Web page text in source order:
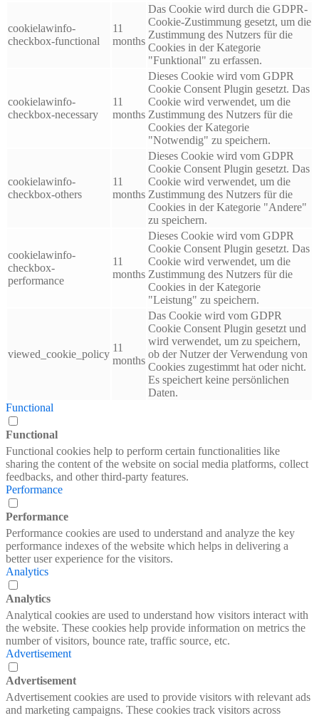
cookielawinfo-
checkbox-functional
11
months
Das Cookie wird durch die GDPR-
Cookie-Zustimmung gesetzt, um die
Zustimmung des Nutzers für die
Cookies in der Kategorie
"Funktional" zu erfassen.
cookielawinfo-
checkbox-necessary
11
months
Dieses Cookie wird vom GDPR
Cookie Consent Plugin gesetzt. Das
Cookie wird verwendet, um die
Zustimmung des Nutzers für die
Cookies der Kategorie
"Notwendig" zu speichern.
cookielawinfo-
checkbox-others
11
months
Dieses Cookie wird vom GDPR
Cookie Consent Plugin gesetzt. Das
Cookie wird verwendet, um die
Zustimmung des Nutzers für die
Cookies in der Kategorie "Andere"
zu speichern.
cookielawinfo-
checkbox-
performance
11
months
Dieses Cookie wird vom GDPR
Cookie Consent Plugin gesetzt. Das
Cookie wird verwendet, um die
Zustimmung des Nutzers für die
Cookies in der Kategorie
"Leistung" zu speichern.
viewed_cookie_policy
11
months
Das Cookie wird vom GDPR
Cookie Consent Plugin gesetzt und
wird verwendet, um zu speichern,
ob der Nutzer der Verwendung von
Cookies zugestimmt hat oder nicht.
Es speichert keine persönlichen
Daten.
Functional
Functional
Functional cookies help to perform certain functionalities like
sharing the content of the website on social media platforms, collect
feedbacks, and other third-party features.
Performance
Performance
Performance cookies are used to understand and analyze the key
performance indexes of the website which helps in delivering a
better user experience for the visitors.
Analytics
Analytics
Analytical cookies are used to understand how visitors interact with
the website. These cookies help provide information on metrics the
number of visitors, bounce rate, traffic source, etc.
Advertisement
Advertisement
Advertisement cookies are used to provide visitors with relevant ads
and marketing campaigns. These cookies track visitors across